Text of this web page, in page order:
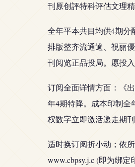
刊原创評特科评估文理
全年平本共目均供4期
排版整齐流通適、視丽
刊阅览正品投局。愿投
订阅全面详情方面：《
年4期特降。成本印制全
权数字立即激活递走期
适时换订阅折小动；依
www.cbpsy.j.c (即为绑